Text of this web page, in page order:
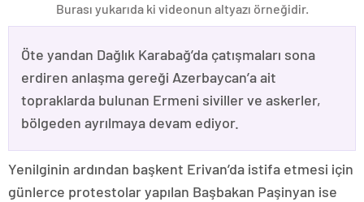
Burası yukarıda ki videonun altyazı örneğidir.
Öte yandan Dağlık Karabağ’da çatışmaları sona
erdiren anlaşma gereği Azerbaycan’a ait
topraklarda bulunan Ermeni siviller ve askerler,
bölgeden ayrılmaya devam ediyor.
Yenilginin ardından başkent Erivan’da istifa etmesi için
günlerce protestolar yapılan Başbakan Paşinyan ise